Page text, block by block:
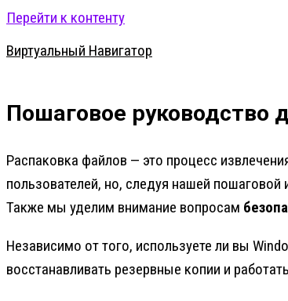
Перейти к контенту
Виртуальный Навигатор
Пошаговое руководство
Распаковка файлов — это процесс
пользователей, но, следуя нашей
Также мы уделим внимание вопросам
Независимо от того, используете ли вы
восстанавливать резервные копии и